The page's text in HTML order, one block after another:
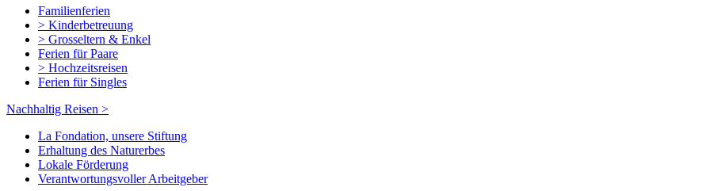
Familienferien
> Kinderbetreuung
> Grosseltern & Enkel
Ferien für Paare
> Hochzeitsreisen
Ferien für Singles
Nachhaltig Reisen >
La Fondation, unsere Stiftung
Erhaltung des Naturerbes
Lokale Förderung
Verantwortungsvoller Arbeitgeber